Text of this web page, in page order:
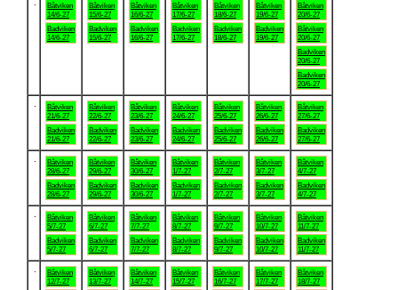
Båtviken
14/6-27
Badviken
14/6-27
Båtviken
15/6-27
Badviken
15/6-27
Båtviken
16/6-27
Badviken
16/6-27
Båtviken
17/6-27
Badviken
17/6-27
Båtviken
18/6-27
Badviken
18/6-27
Båtviken
19/6-27
Badviken
19/6-27
Båtviken
20/6-27
Båtviken
20/6-27
Badviken
20/6-27
Badviken
20/6-27
Båtviken
21/6-27
Badviken
21/6-27
Båtviken
22/6-27
Badviken
22/6-27
Båtviken
23/6-27
Badviken
23/6-27
Båtviken
24/6-27
Badviken
24/6-27
Båtviken
25/6-27
Badviken
25/6-27
Båtviken
26/6-27
Badviken
26/6-27
Båtviken
27/6-27
Badviken
27/6-27
Båtviken
28/6-27
Badviken
28/6-27
Båtviken
29/6-27
Badviken
29/6-27
Båtviken
30/6-27
Badviken
30/6-27
Båtviken
1/7-27
Badviken
1/7-27
Båtviken
2/7-27
Badviken
2/7-27
Båtviken
3/7-27
Badviken
3/7-27
Båtviken
4/7-27
Badviken
4/7-27
Båtviken
5/7-27
Badviken
5/7-27
Båtviken
6/7-27
Badviken
6/7-27
Båtviken
7/7-27
Badviken
7/7-27
Båtviken
8/7-27
Badviken
8/7-27
Båtviken
9/7-27
Badviken
9/7-27
Båtviken
10/7-27
Badviken
10/7-27
Båtviken
11/7-27
Badviken
11/7-27
Båtviken
12/7-27
Båtviken
13/7-27
Båtviken
14/7-27
Båtviken
15/7-27
Båtviken
16/7-27
Båtviken
17/7-27
Båtviken
18/7-27